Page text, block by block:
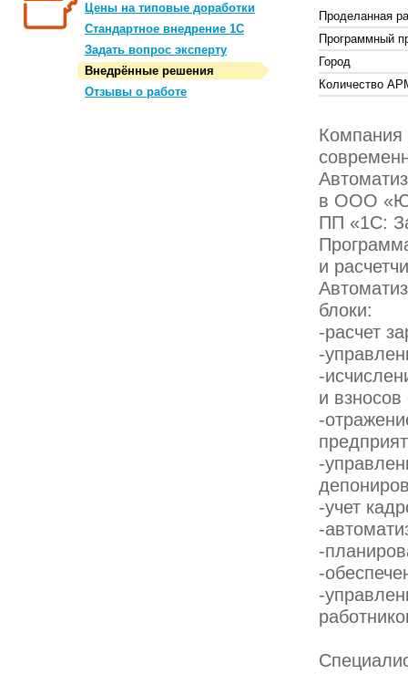
Цены на типовые доработки
Стандартное внедрение 1С
Задать вопрос эксперту
Внедрённые решения
Отзывы о работе
Проделанная
Программный
Город
Количество
Компания
в ООО
ПП «1С:
и
блоки:
-расчет
-
-
и
-
-
-учет
-
-
-
-